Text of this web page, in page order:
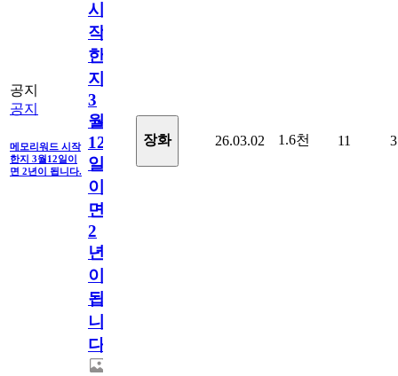
공지
공지
메모리워드 시작
한지 3월12일이
면 2년이 됩니다.
시
작
한
지
3
월
12
일
이
면
2
년
이
됩
니
다.
장화 26.03.02 1.6천 11 3